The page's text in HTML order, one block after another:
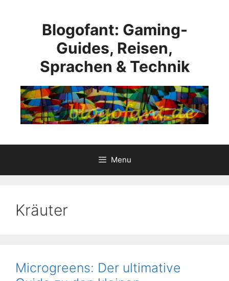
Blogofant: Gaming-
Guides, Reisen,
Sprachen & Technik
Menu
Kräuter
Microgreens: Der ultimative